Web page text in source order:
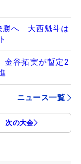
勝へ 大西魁斗は
谷拓実が暫定2
ニュース一覧
次の大会